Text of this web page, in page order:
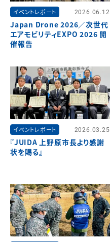
イベントレポート 2026.06.12
Japan Drone 2026／次世代
エアモビリティEXPO 2026 開
催報告
イベントレポート 2026.03.25
『JUIDA 上野原市長より感謝
状を賜る』